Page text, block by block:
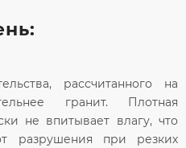
рассчитанного на
гранит. Плотная
не впитывает влагу, что
разрушения при резких